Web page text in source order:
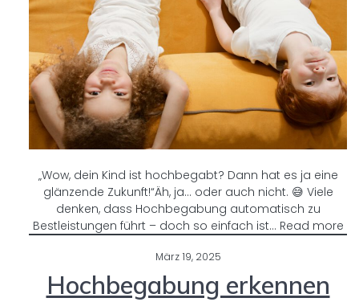
„Wow, dein Kind ist hochbegabt? Dann hat es ja eine
glänzende Zukunft!“Äh, ja… oder auch nicht. 😅 Viele
denken, dass Hochbegabung automatisch zu
Bestleistungen führt – doch so einfach ist… Read more
März 19, 2025
Hochbegabung erkennen